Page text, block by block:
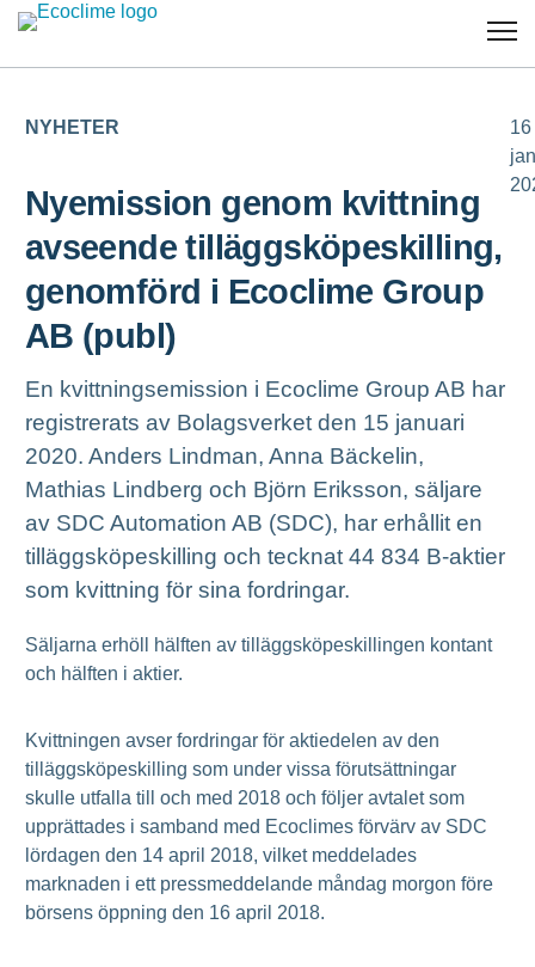
NYHETER
16
Nyemission genom kvittning
avseende tilläggsköpeskilling,
genomförd i Ecoclime Group
AB (publ)
En kvittningsemission i Ecoclime Group AB har
registrerats av Bolagsverket den 15 januari
2020. Anders Lindman, Anna Bäckelin,
Mathias Lindberg och Björn Eriksson, säljare
av SDC Automation AB (SDC), har erhållit en
tilläggsköpeskilling och tecknat 44 834 B-aktier
som kvittning för sina fordringar.
Säljarna erhöll hälften av tilläggsköpeskillingen kontant
och hälften i aktier.
Kvittningen avser fordringar för aktiedelen av den
tilläggsköpeskilling som under vissa förutsättningar
skulle utfalla till och med 2018 och följer avtalet som
upprättades i samband med Ecoclimes förvärv av SDC
lördagen den 14 april 2018, vilket meddelades
marknaden i ett pressmeddelande måndag morgon före
börsens öppning den 16 april 2018.